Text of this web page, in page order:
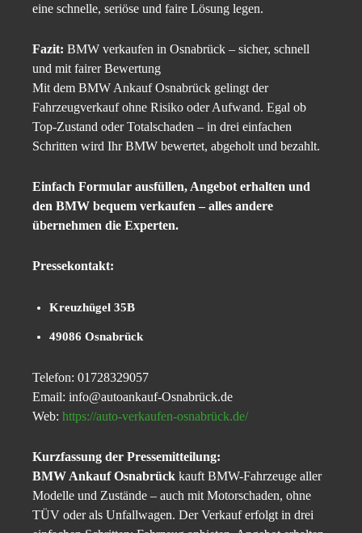
eine schnelle, seriöse und faire Lösung legen.
Fazit: BMW verkaufen in Osnabrück – sicher, schnell
und mit fairer Bewertung
Mit dem BMW Ankauf Osnabrück gelingt der
Fahrzeugverkauf ohne Risiko oder Aufwand. Egal ob
Top-Zustand oder Totalschaden – in drei einfachen
Schritten wird Ihr BMW bewertet, abgeholt und bezahlt.
Einfach Formular ausfüllen, Angebot erhalten und
den BMW bequem verkaufen – alles andere
übernehmen die Experten.
Pressekontakt:
Kreuzhügel 35B
49086 Osnabrück
Telefon: 01728329057
Email: info@autoankauf-Osnabrück.de
Web: https://auto-verkaufen-osnabrück.de/
Kurzfassung der Pressemitteilung:
BMW Ankauf Osnabrück kauft BMW-Fahrzeuge aller
Modelle und Zustände – auch mit Motorschaden, ohne
TÜV oder als Unfallwagen. Der Verkauf erfolgt in drei